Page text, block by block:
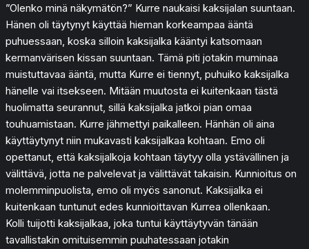
”Olenko minä näkymätön?” Kurre naukaisi kaksijalan suuntaan.
Hänen oli täytynyt käyttää hieman korkeampaa ääntä
puhuessaan, koska silloin kaksijalka kääntyi katsomaan
kermanvärisen kissan suuntaan. Tämä piti jotakin muminaa
muistuttavaa ääntä, mutta Kurre ei tiennyt, puhuiko kaksijalka
hänelle vai itsekseen. Mitään muutosta ei kuitenkaan tästä
huolimatta seurannut, sillä kaksijalka jatkoi pian omaa
touhuamistaan. Kurre jähmettyi paikalleen. Hänhän oli aina
käyttäytynyt niin mukavasti kaksijalkaa kohtaan. Emo oli
opettanut, että kaksijalkoja kohtaan täytyy olla ystävällinen ja
välittävä, jotta ne palvelevat ja välittävät takaisin. Kunnioitus on
molemminpuolista, emo oli myös sanonut. Kaksijalka ei
kuitenkaan tuntunut edes kunnioittavan Kurrea ollenkaan.
Kolli tuijotti kaksijalkaa, joka tuntui käyttäytyvän tänään
tavallistakin omituisemmin puuhatessaan jotakin